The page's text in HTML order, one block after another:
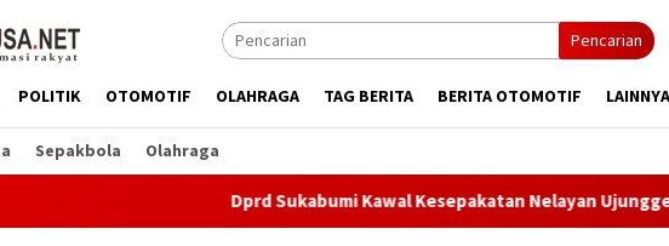
Pencarian
POLITIK OTOMOTIF OLAHRAGA TAG BERITA BERITA OTOMOTIF LAINNYA
Sepakbola Olahraga
Dprd Sukabumi Kawal Kesepakatan Nelayan Ujunggenteng, 12